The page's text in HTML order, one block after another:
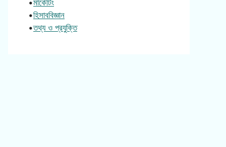
•মার্কেটিং
•হিসাববিজ্ঞান
•তথ্য ও প্রযুক্তি